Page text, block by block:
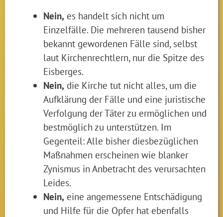
Nein, es handelt sich nicht um
Einzelfälle. Die mehreren tausend bisher
bekannt gewordenen Fälle sind, selbst
laut Kirchenrechtlern, nur die Spitze des
Eisberges.
Nein, die Kirche tut nicht alles, um die
Aufklärung der Fälle und eine juristische
Verfolgung der Täter zu ermöglichen und
bestmöglich zu unterstützen. Im
Gegenteil: Alle bisher diesbezüglichen
Maßnahmen erscheinen wie blanker
Zynismus in Anbetracht des verursachten
Leides.
Nein, eine angemessene Entschädigung
und Hilfe für die Opfer hat ebenfalls